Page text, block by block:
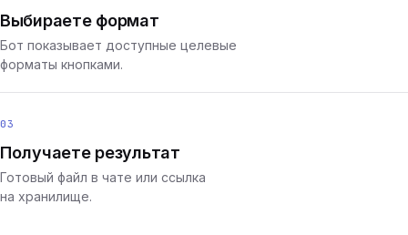
Выбираете формат
Бот показывает доступные целевые
форматы кнопками.
03
Получаете результат
Готовый файл в чате или ссылка
на хранилище.